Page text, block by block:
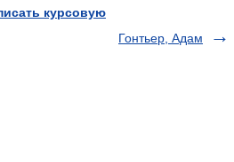
курсовую
Гонтьер, Адам